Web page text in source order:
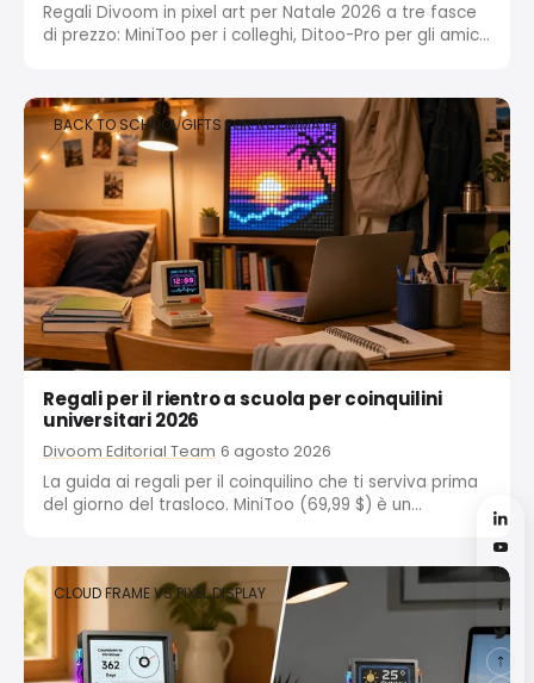
Regali Divoom in pixel art per Natale 2026 a tre fasce
di prezzo: MiniToo per i colleghi, Ditoo-Pro per gli amici,
dicembre.
BACK TO SCHOOL GIFTS FOR ROOMMATE
Regali per il rientro a scuola per coinquilini
universitari 2026
Divoom Editorial Team 6 agosto 2026
La guida ai regali per il coinquilino che ti serviva prima
del giorno del trasloco. MiniToo (69,99 $) è un
è il regalo principale che trasforma...
CLOUD FRAME VS PIXEL DISPLAY